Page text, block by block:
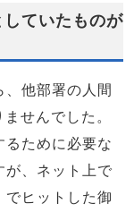
していたものが
他部署の人間
せんでした。
ために必要な
が、ネット上で
でヒットした御